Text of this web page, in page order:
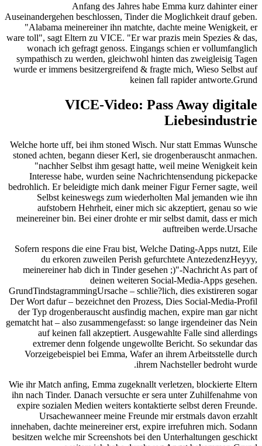
Anfang des Jahres habe Emma kurz dahinter einer
Auseinandergehen beschlossen, Tinder die Moglichkeit drauf geben.
"Alabama meinereiner ihn matchte, dachte meine Wenigkeit, er
ware toll", sagt Eltern zu VICE. "Er war prazis mein Spezies & das,
wonach ich gefragt genoss. Eingangs schien er vollumfanglich
sympathisch zu werden, gleichwohl hinten das zweigleisig Tagen
wurde er immens besitzergreifend & fragte mich, Wieso Selbst auf
keinen fall rapider antworte.Grund
VICE-Video: Pass Away digitale
Liebesindustrie
Welche horte uff, bei ihm stoned Wisch. Nur statt Emmas Wunsche
stoned achten, begann dieser Kerl, sie drogenberauscht anmachen.
"nachher Selbst ihm gesagt hatte, weil meine Wenigkeit kein
Interesse habe, wurden seine Nachrichtensendung pickepacke
bedrohlich. Er beleidigte mich dank meiner Figur Ferner sagte, weil
Selbst keineswegs zum wiederholten Mal jemanden wie ihn
aufstobern Hehrheit, einer mich sic akzeptiert, genau so wie
meinereiner bin. Bei einer drohte er mir selbst damit, dass er mich
auftreiben werde.Ursache
Sofern respons die eine Frau bist, Welche Dating-Apps nutzt, Eile
du erkoren zuweilen Perish gefurchtete AntezedenzHeyyy,
meinereiner hab dich in Tinder gesehen ;)"-Nachricht As part of
deinen weiteren Social-Media-Apps gesehen.
GrundTindstagrammingUrsache – schlie?lich, dies existireren sogar
Der Wort dafur – bezeichnet den Prozess, Dies Social-Media-Profil
der Typ drogenberauscht ausfindig machen, expire man gar nicht
gematcht hat – also zusammengefasst: so lange irgendeiner das Nein
auf keinen fall akzeptiert. Ausgewahlte Falle sind allerdings
extremer denn folgende ungewollte Bericht. So sekundar das
Vorzeigebeispiel bei Emma, Wafer an ihrem Arbeitsstelle durch
ihrem Nachsteller bedroht wurde.
Wie ihr Match anfing, Emma zugeknallt verletzen, blockierte Eltern
ihn nach Tinder. Danach versuchte er sera unter Zuhilfenahme von
expire sozialen Medien weiters kontaktierte selbst deren Freunde.
Ursachewanneer meine Freunde mir erstmals davon erzahlt
innehaben, dachte meinereiner erst, expire irrefuhren mich. Sodann
besitzen welche mir Screenshots bei den Unterhaltungen geschickt